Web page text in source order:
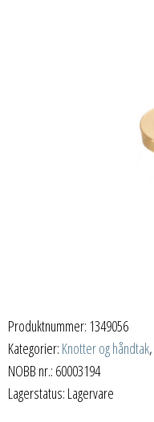
Produktnummer: 1349056
Kategorier: Knotter og håndtak,
NOBB nr.: 60003194
Lagerstatus: Lagervare